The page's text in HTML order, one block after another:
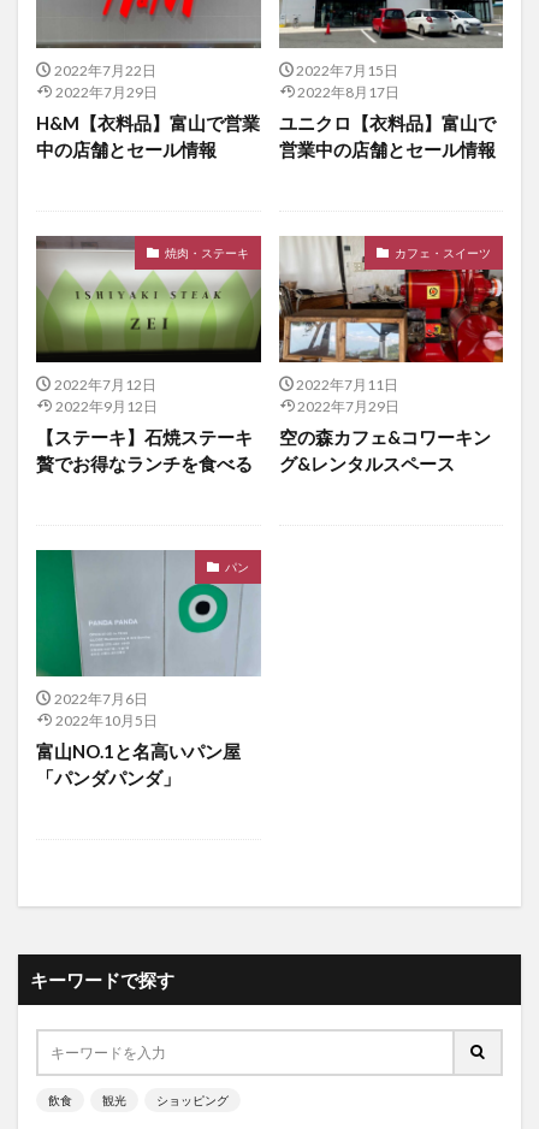
2022年7月22日
2022年7月29日
H&M【衣料品】富山で営業
中の店舗とセール情報
2022年7月15日
2022年8月17日
ユニクロ【衣料品】富山で
営業中の店舗とセール情報
焼肉・ステーキ
2022年7月12日
2022年9月12日
【ステーキ】石焼ステーキ
贅でお得なランチを食べる
カフェ・スイーツ
2022年7月11日
2022年7月29日
空の森カフェ&コワーキン
グ&レンタルスペース
パン
2022年7月6日
2022年10月5日
富山NO.1と名高いパン屋
「パンダパンダ」
キーワードで探す
飲食 観光 ショッピング